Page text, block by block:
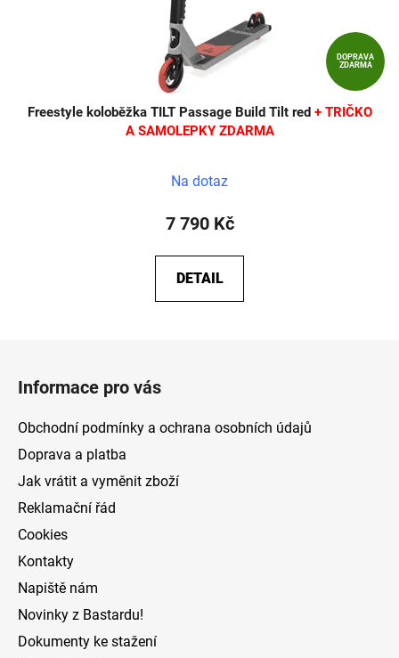
DOPRAVA
ZDARMA
Freestyle koloběžka TILT Passage Build Tilt red + TRIČKO
A SAMOLEPKY ZDARMA
Na dotaz
7 790 Kč
DETAIL
Informace pro vás
Obchodní podmínky a ochrana osobních údajů
Doprava a platba
Jak vrátit a vyměnit zboží
Reklamační řád
Cookies
Kontakty
Napiště nám
Novinky z Bastardu!
Dokumenty ke stažení